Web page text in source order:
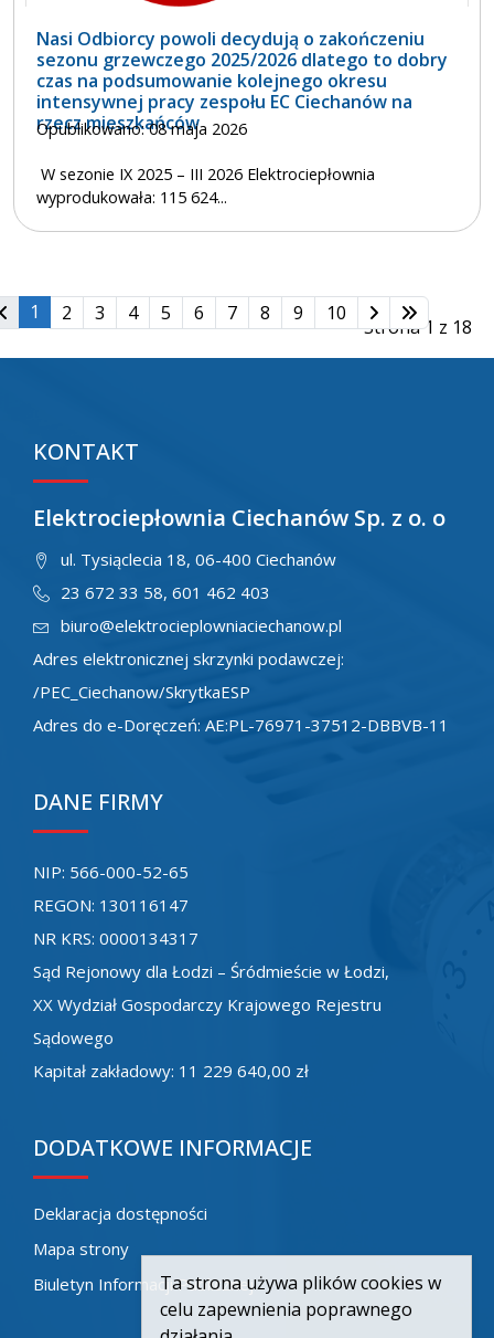
Nasi Odbiorcy powoli decydują o zakończeniu
sezonu grzewczego 2025/2026 dlatego to dobry
czas na podsumowanie kolejnego okresu
intensywnej pracy zespołu EC Ciechanów na
rzecz mieszkańców
Opublikowano: 08 maja 2026
W sezonie IX 2025 – III 2026 Elektrociepłownia
wyprodukowała: 115 624...
Strona 1 z 18
1 2 3 4 5 6 7 8 9 10
KONTAKT
Elektrociepłownia Ciechanów Sp. z o. o
ul. Tysiąclecia 18, 06-400 Ciechanów
23 672 33 58, 601 462 403
biuro@elektrocieplowniaciechanow.pl
Adres elektronicznej skrzynki podawczej:
/PEC_Ciechanow/SkrytkaESP
Adres do e-Doręczeń: AE:PL-76971-37512-DBBVB-11
DANE FIRMY
NIP: 566-000-52-65
REGON: 130116147
NR KRS: 0000134317
Sąd Rejonowy dla Łodzi – Śródmieście w Łodzi,
XX Wydział Gospodarczy Krajowego Rejestru
Sądowego
Kapitał zakładowy: 11 229 640,00 zł
DODATKOWE INFORMACJE
Deklaracja dostępności
Mapa strony
Biuletyn Informacji PublicznejTa strona używa plików cookies w
celu zapewnienia poprawnego